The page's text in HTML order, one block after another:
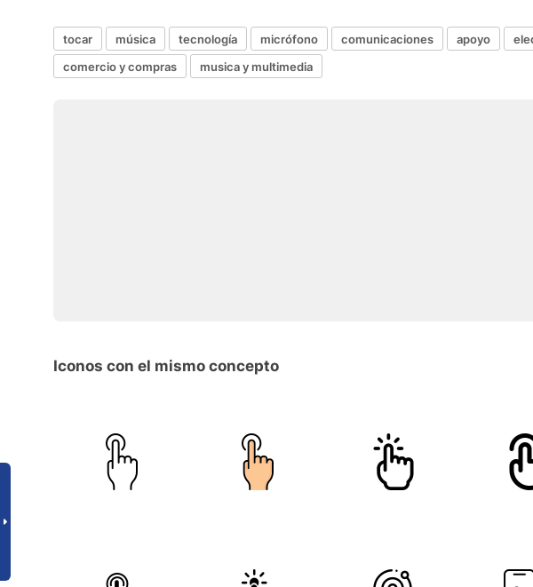
tocar música tecnología micrófono comunicaciones apoyo
comercio y compras
musica y multimedia
Iconos con el mismo concepto